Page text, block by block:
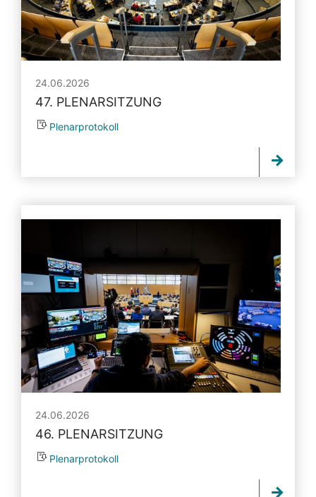
24.06.2026
47. PLENARSITZUNG
Plenarprotokoll
24.06.2026
46. PLENARSITZUNG
Plenarprotokoll